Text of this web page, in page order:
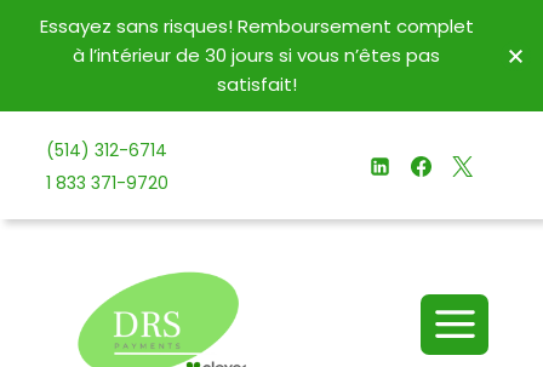
(514) 312-6714
1 833 371-9720
Essayez sans risques! Remboursement complet
à l’intérieur de 30 jours si vous n’êtes pas
satisfait!